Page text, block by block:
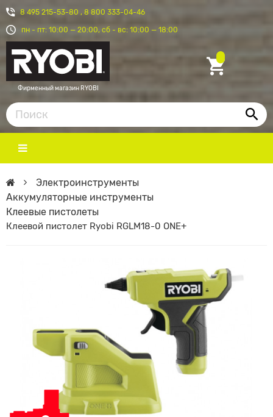
8 495 215-53-80 , 8 800 333-04-46
пн - пт: 10:00 — 20:00, сб - вс: 10:00 — 18:00
Фирменный магазин RYOBI
Электроинструменты
Аккумуляторные инструменты
Клеевые пистолеты
Клеевой пистолет Ryobi RGLM18-0 ONE+